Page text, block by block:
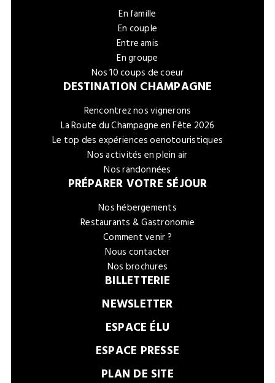
En famille
En couple
Entre amis
En groupe
Nos 10 coups de coeur
DESTINATION CHAMPAGNE
Rencontrez nos vignerons
La Route du Champagne en Fête 2026
Le top des expériences oenotouristiques
Nos activités en plein air
Nos randonnées
PRÉPARER VOTRE SÉJOUR
Nos hébergements
Restaurants & Gastronomie
Comment venir ?
Nous contacter
Nos brochures
BILLETTERIE
NEWSLETTER
ESPACE ÉLU
ESPACE PRESSE
PLAN DE SITE